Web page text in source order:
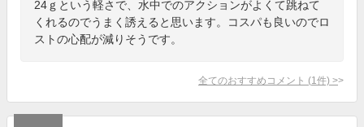
24ｇという軽さで、水中でのアクションがよくて跳ねて
くれるのでうまく誘えると思います。コスパも良いのでロ
ストの心配が減りそうです。
全てのおすすめコメント (1 件) >